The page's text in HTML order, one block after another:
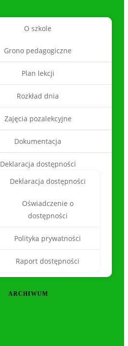
O szkole
Grono pedagogiczne
Plan lekcji
Rozkład dnia
Zajęcia pozalekcyjne
Dokumentacja
Deklaracja dostępności
Deklaracja dostępności
Oświadczenie o
dostępności
Polityka prywatności
Raport dostępności
ARCHIWUM